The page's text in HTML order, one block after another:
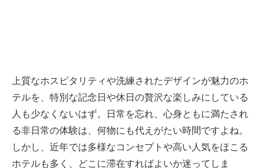
上質なホスピタリティや洗練されたデザインが魅力のホ
テルを、特別な記念日や休日の贅沢な楽しみにしている
人も少なくないはず。日常を忘れ、心身ともに満たされ
る非日常の体験は、何物にも代えがたい時間ですよね。
しかし、近年では多様なコンセプトや高い人気をほこる
ホテルも多く、どこに滞在すればよいか迷ってしま